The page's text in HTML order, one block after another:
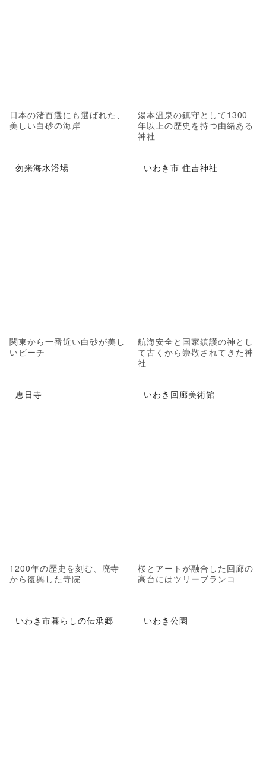
日本の渚百選にも選ばれた、
美しい白砂の海岸
湯本温泉の鎮守として1300
年以上の歴史を持つ由緒ある
神社
勿来海水浴場
関東から一番近い白砂が美し
いビーチ
いわき市 住吉神社
航海安全と国家鎮護の神とし
て古くから崇敬されてきた神
社
恵日寺
1200年の歴史を刻む、廃寺
から復興した寺院
いわき回廊美術館
桜とアートが融合した回廊の
高台にはツリーブランコ
いわき市暮らしの伝承郷 いわき公園